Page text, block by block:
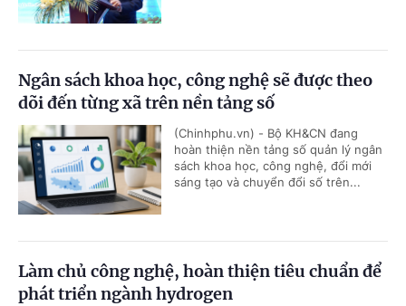
Ngân sách khoa học, công nghệ sẽ được theo
dõi đến từng xã trên nền tảng số
(Chinhphu.vn) - Bộ KH&CN đang
hoàn thiện nền tảng số quản lý ngân
sách khoa học, công nghệ, đổi mới
sáng tạo và chuyển đổi số trên...
Làm chủ công nghệ, hoàn thiện tiêu chuẩn để
phát triển ngành hydrogen